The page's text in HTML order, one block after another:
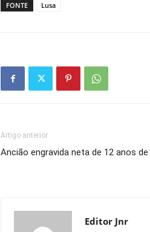
FONTE Lusa
Artigo anterior
Ancião engravida neta de 12 anos de
Editor Jnr